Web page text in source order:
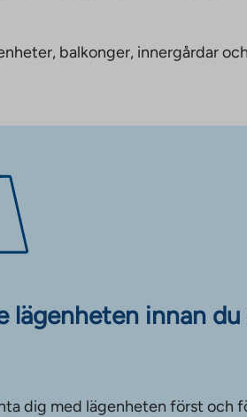
balkonger, innergårdar
lägenheten innan
dig med lägenheten först och